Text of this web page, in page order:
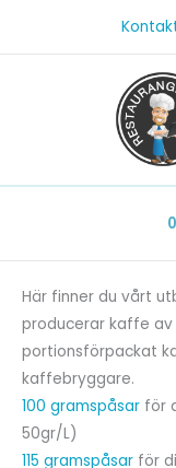
Här finner du vårt
producerar kaffe
portionsförpackat
kaffebryggare.
100 gramspåsar för
50gr/L)
115 gramspåsar för